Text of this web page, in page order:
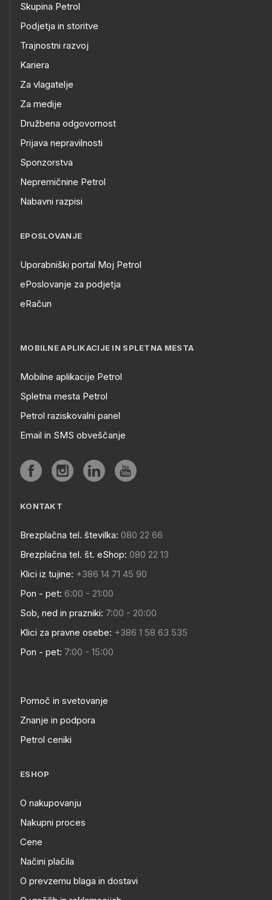
Skupina Petrol
Podjetja in storitve
Trajnostni razvoj
Kariera
Za vlagatelje
Za medije
Družbena odgovornost
Prijava nepravilnosti
Sponzorstva
Nepremičnine Petrol
Nabavni razpisi
EPOSLOVANJE
Uporabniški portal Moj Petrol
ePoslovanje za podjetja
eRačun
MOBILNE APLIKACIJE IN SPLETNA MESTA
Mobilne aplikacije Petrol
Spletna mesta Petrol
Petrol raziskovalni panel
Email in SMS obveščanje
KONTAKT
Brezplačna tel. številka: 080 22 66
Brezplačna tel. št. eShop: 080 22 13
Klici iz tujine: +386 14 71 45 90
Pon - pet: 6:00 - 21:00
Sob, ned in prazniki: 7:00 - 20:00
Klici za pravne osebe: +386 1 58 63 535
Pon - pet: 7:00 - 15:00
Pomoč in svetovanje
Znanje in podpora
Petrol ceniki
ESHOP
O nakupovanju
Nakupni proces
Cene
Načini plačila
O prevzemu blaga in dostavi